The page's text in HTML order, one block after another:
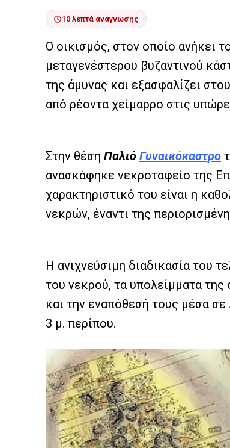
10 λεπτά ανάγνωσης
Ο οικισμός, στον οποίο ανήκει
μεταγενέστερου βυζαντινού
της άμυνας και εξασφαλίζει
από ρέοντα χείμαρρο στις
Στην θέση Παλιό Γυναικόκαστρο
ανασκάφηκε νεκροταφείο της
χαρακτηριστικό του είναι η
νεκρών, έναντι της
Η ανιχνεύσιμη διαδικασία του
του νεκρού, τα υπολείμματα
και την εναπόθεσή τους μέσα σε
3 μ. περίπου.